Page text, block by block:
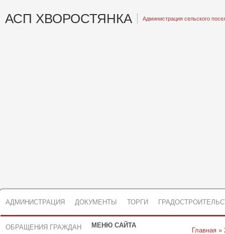
АСП ХВОРОСТЯНКА Администрация сельского
АДМИНИСТРАЦИЯ ДОКУМЕНТЫ ТОРГИ
ОБРАЩЕНИЯ ГРАЖДАН МЕНЮ САЙТА
Главная »